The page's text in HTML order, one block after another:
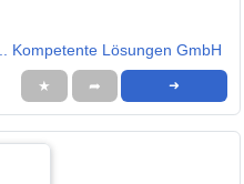
Kompetente Lösungen GmbH
★ ➦ ➜